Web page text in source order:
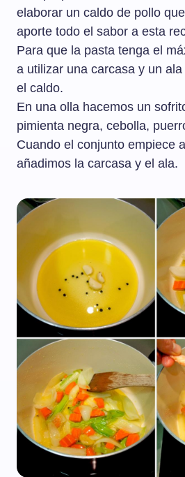
elaborar un caldo de pollo
aporte todo el sabor a esta
Para que la pasta tenga el
a utilizar una carcasa y un
el caldo.
En una olla hacemos un
pimienta negra, cebolla,
Cuando el conjunto empiece
añadimos la carcasa y el ala.